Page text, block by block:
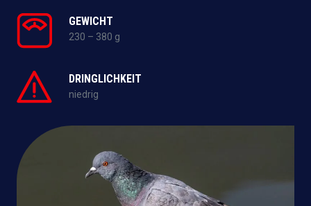
GEWICHT
230 – 380 g
DRINGLICHKEIT
niedrig